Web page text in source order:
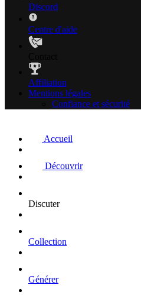
Discord
Centre d'aide
Affiliation
Mentions légales
Confiance et sécurité
Accueil
Découvrir
Discuter
Collection
Générer